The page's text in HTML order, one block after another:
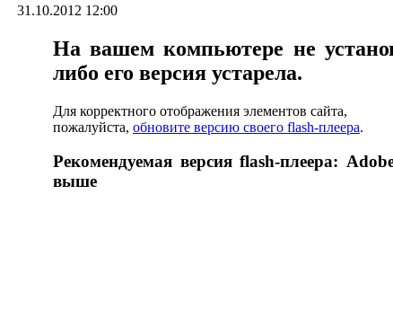
31.10.2012 12:00
На вашем компьютере не
либо его версия устарела.
Для корректного отображения элементов сайта,
пожалуйста, обновите версию своего flash-плеера.
Рекомендуемая версия flash-плеера:
выше